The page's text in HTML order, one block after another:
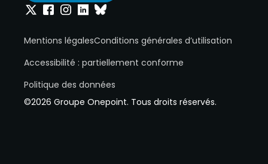
Onepoint sur Twitter
Onepoint sur Facebook
Onepoint sur Instagram
Onepoint sur Linkedin
Onepoint sur Bluesky
Mentions légalesConditions générales d’utilisation
Accessibilité : partiellement conforme
Politique des données
©2026 Groupe Onepoint. Tous droits réservés.